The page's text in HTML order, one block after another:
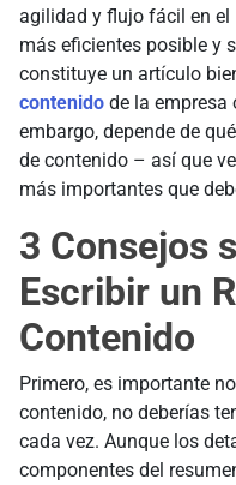
agilidad y flujo fácil en el
más eficientes posible y
constituye un artículo
contenido de la empresa
embargo, depende de
de contenido – así que
más importantes que
3 Consejos
Escribir un
Contenido
Primero, es importante
contenido, no deberías
cada vez. Aunque los
componentes del